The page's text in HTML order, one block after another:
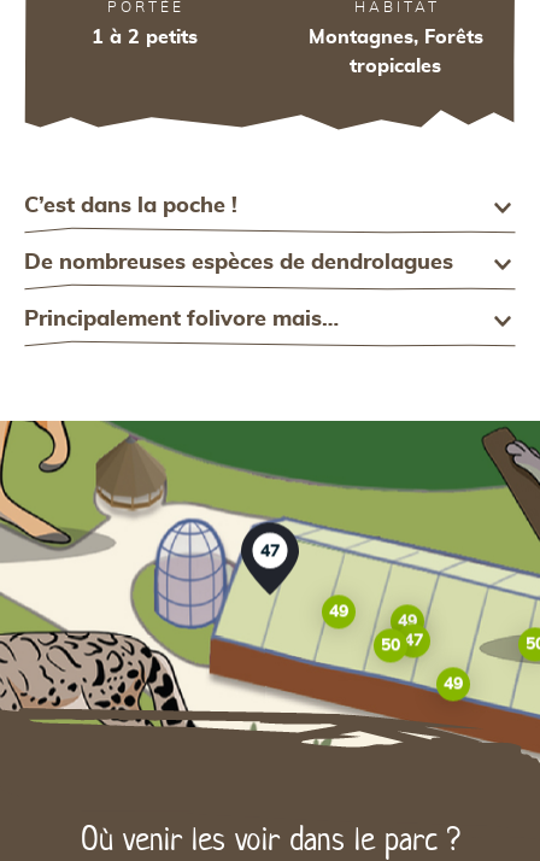
PORTÉE
1 à 2 petits
HABITAT
Montagnes, Forêts
tropicales
C’est dans la poche !
De nombreuses espèces de dendrolagues
Principalement folivore mais…
47
50
49
49
47
49
Où venir les voir dans le parc ?